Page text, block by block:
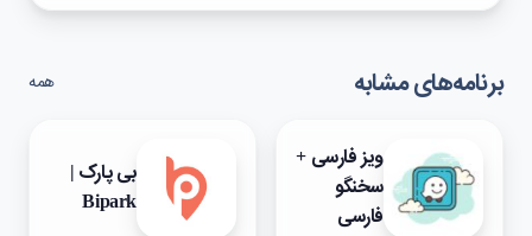
برنامه‌های مشابه همه
ویز فارسی +
سخنگو
فارسی
بی پارک |
Bipark